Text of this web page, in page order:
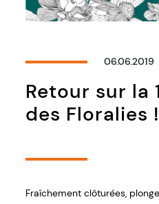
06.06.2019
Retour sur la
des Floralies !
Fraîchement clôturées,